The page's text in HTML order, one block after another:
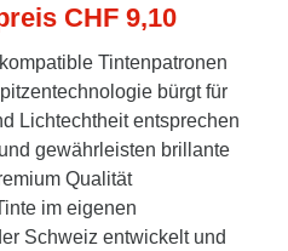
CHF 9,10
Tintenpatronen
bürgt für
Lichtechtheit entsprechen
gewährleisten brillante
Qualität
im eigenen
Schweiz entwickelt und